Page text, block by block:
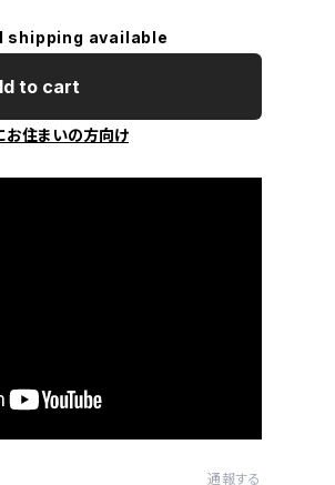
shipping available
to cart
お住まいの方向け
通報する